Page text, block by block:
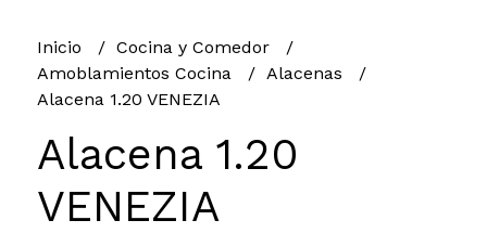
Inicio
Cocina y Comedor
Amoblamientos Cocina
Alacenas
Alacena 1.20 VENEZIA
Alacena 1.20
VENEZIA